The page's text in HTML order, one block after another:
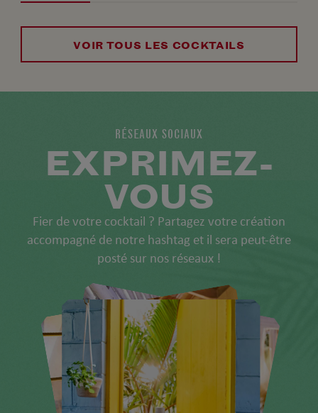
VOIR TOUS LES COCKTAILS
RÉSEAUX SOCIAUX
EXPRIMEZ-
VOUS
Fier de votre cocktail ? Partagez votre création
accompagné de notre hashtag et il sera peut-être
posté sur nos réseaux !